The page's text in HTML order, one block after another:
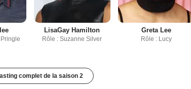
LisaGay Hamilton
Rôle : Suzanne Silver
Greta Lee
Rôle : Lucy
complet de la saison 2